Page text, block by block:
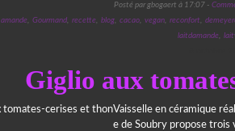
Posté par gbogaert à 17:07 -
amande, Gourmand, recette, blog, cacao, vegan, reconfort,
laitdamande,
Giglio aux
Vaisselle en céramique
e de Soubry propose trois